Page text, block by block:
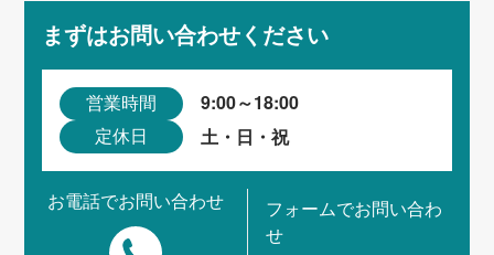
まずはお問い合わせください
営業時間 9:00～18:00
定休日 土・日・祝
お電話でお問い合わせ
フォームでお問い合わ
せ